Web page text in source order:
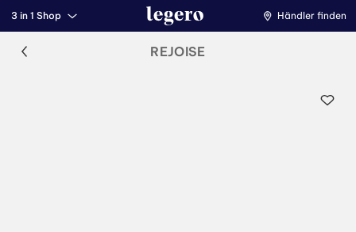
3 in 1 Shop Händler finden
REJOISE